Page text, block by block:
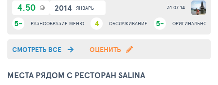
4.50
5- РАЗНООБРАЗИЕ МЕНЮ 4 ОБСЛУЖИВАНИЕ 5- ОРИГИНАЛЬНОСТЬ
2014 ЯНВАРЬ 31.07.14
СМОТРЕТЬ ВСЕ ОЦЕНИТЬ
МЕСТА РЯДОМ С РЕСТОРАН SALINA